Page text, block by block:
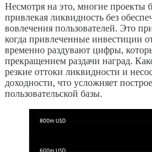
Несмотря на это, многие проекты
привлекая ликвидность без
вовлечения пользователей. Это
когда привлеченные инвестиции
временно раздувают цифры,
прекращением раздачи наград.
резкие оттоки ликвидности и
доходности, что усложняет
пользовательской базы.